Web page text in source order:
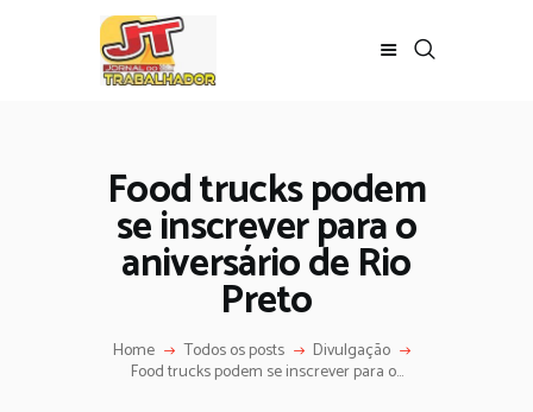
Food trucks podem
se inscrever para o
aniversário de Rio
Preto
Home Todos os posts Divulgação
Food trucks podem se inscrever para o...